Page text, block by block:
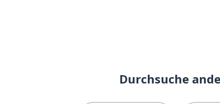
Durchsuche